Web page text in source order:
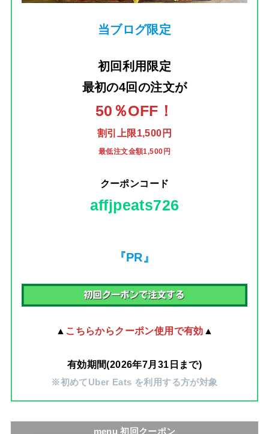
当ブログ限定
初回利用限定
最初の4回の注文が
50％OFF！
割引上限1,500円
最低注文金額1,500円
クーポンコード
affjpeats726
『PR』
▲ こちらからクーポン使用で有効 ▲
有効期間(2026年7月31日まで)
※初めてUber Eats を利用する方が対象
menu 初回クーポン